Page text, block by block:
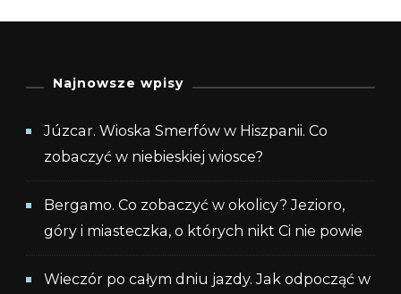
Najnowsze wpisy
Júzcar. Wioska Smerfów w Hiszpanii. Co
zobaczyć w niebieskiej wiosce?
Bergamo. Co zobaczyć w okolicy? Jezioro,
góry i miasteczka, o których nikt Ci nie powie
Wieczór po całym dniu jazdy. Jak odpocząć w